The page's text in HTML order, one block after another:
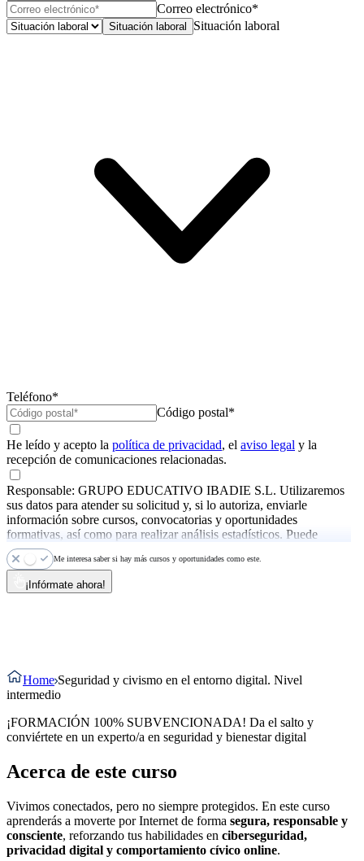
Correo electrónico*
Situación laboral Situación laboral
Teléfono*
Código postal*
He leído y acepto la política de privacidad, el aviso legal y la
recepción de comunicaciones relacionadas.
Responsable: GRUPO EDUCATIVO IBADIE S.L. Utilizaremos
sus datos para atender su solicitud y, si lo autoriza, enviarle
información sobre cursos, convocatorias y oportunidades
formativas, así como para realizar análisis estadísticos. Puede
ejercer sus derechos y consultar más información en la
privacidad.
Me interesa saber si hay más cursos y oportunidades como este.
¡Infórmate ahora!
Home Seguridad y civismo en el entorno digital. Nivel
intermedio
¡FORMACIÓN 100% SUBVENCIONADA! Da el salto y
conviértete en un experto/a en seguridad y bienestar digital
Acerca de este curso
Vivimos conectados, pero no siempre protegidos. En este curso
aprenderás a moverte por Internet de forma segura, responsable y
consciente, reforzando tus habilidades en ciberseguridad,
privacidad digital y comportamiento cívico online.